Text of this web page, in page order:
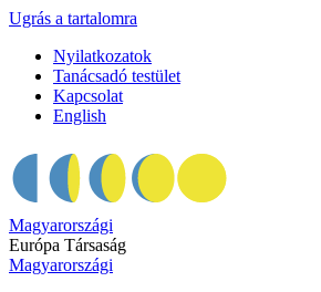
Ugrás a tartalomra
Nyilatkozatok
Tanácsadó testület
Kapcsolat
English
Magyarországi
Európa Társaság
Magyarországi